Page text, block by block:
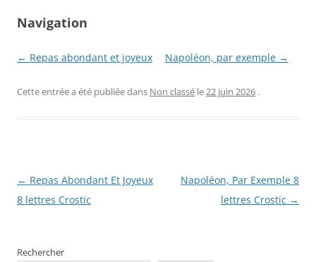
Navigation
← Repas abondant et joyeux Napoléon, par exemple →
Cette entrée a été publiée dans Non classé le22 juin 2026 .
Navigation
des
← Repas Abondant Et Joyeux
8 lettres Crostic
Napoléon, Par Exemple 8
lettres Crostic →
Rechercher